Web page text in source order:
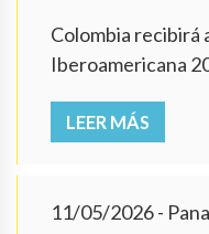
Colombia recibirá
Iberoamericana
LEER MÁS
11/05/2026-